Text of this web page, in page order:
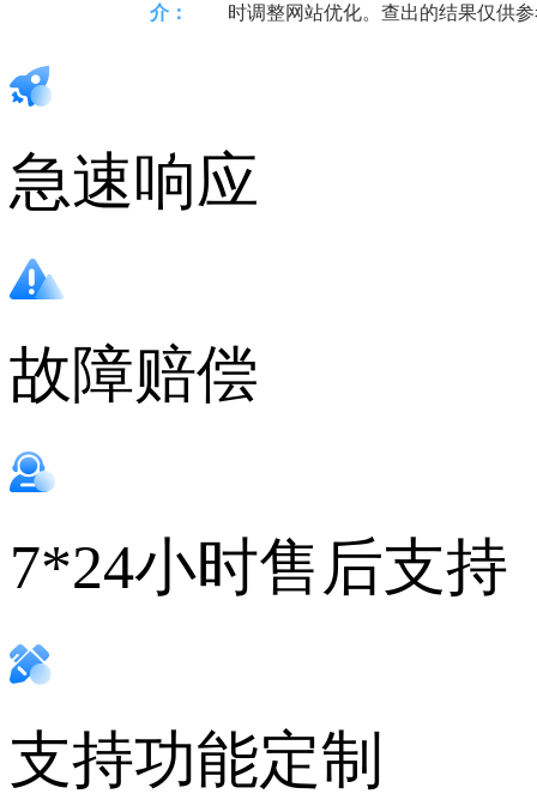
介：
时调整网站优化。查出的结果仅供
急速响应
故障赔偿
7*24小时售后支持
支持功能定制